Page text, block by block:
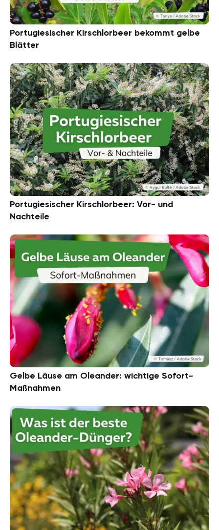
Portugiesischer Kirschlorbeer bekommt gelbe
Blätter
Portugiesischer Kirschlorbeer: Vor- und
Nachteile
Gelbe Läuse am Oleander: wichtige Sofort-
Maßnahmen